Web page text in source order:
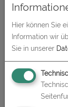
Ordner &
Hier können Sie
Information wir
Sie in unserer